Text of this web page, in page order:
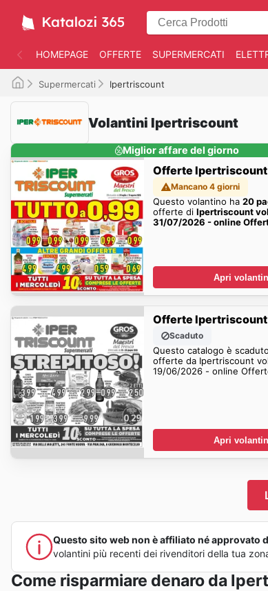
HOMEPAGE OFFERTE SUPERMERCATI
Supermercati Ipertriscount
Volantini Ipertriscount
Miglior affare del giorno
Offerte Ipertriscount
Mancano 4 giorni
Questo volantino ha 20
offerte di Ipertriscount
31/07/2026 - online
Apri
Offerte Ipertriscount
Scaduto
Questo catalogo è
offerte da Ipertriscount
19/06/2026 - online
Apri
Questo sito web non è affiliato né approvato
volantini più recenti dei rivenditori della tua
Come risparmiare denaro da